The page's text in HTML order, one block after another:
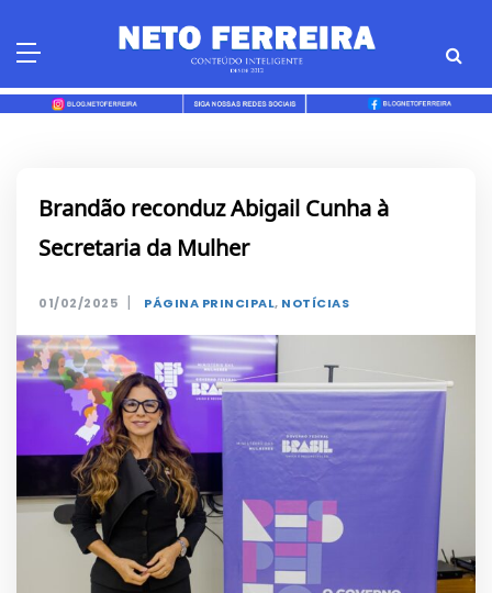
Brandão reconduz Abigail Cunha à
Secretaria da Mulher
01/02/2025 | PÁGINA PRINCIPAL, NOTÍCIAS